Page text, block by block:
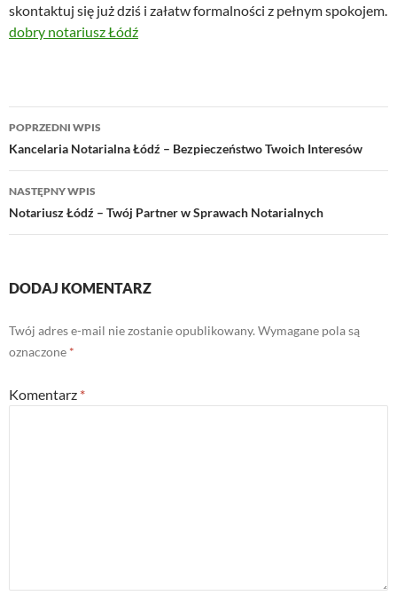
skontaktuj się już dziś i załatw formalności z pełnym spokojem.
dobry notariusz Łódź
Nawigacja
wpisu
POPRZEDNI WPIS
Kancelaria Notarialna Łódź – Bezpieczeństwo Twoich Interesów
NASTĘPNY WPIS
Notariusz Łódź – Twój Partner w Sprawach Notarialnych
DODAJ KOMENTARZ
Twój adres e-mail nie zostanie opublikowany. Wymagane pola są
oznaczone *
Komentarz *